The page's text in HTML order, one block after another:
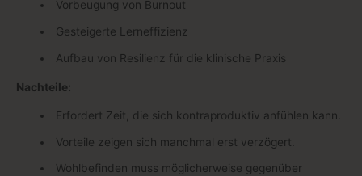
Vorbeugung von Burnout
Gesteigerte Lerneffizienz
Aufbau von Resilienz für die klinische Praxis
Nachteile:
Erfordert Zeit, die sich kontraproduktiv anfühlen kann.
Vorteile zeigen sich manchmal erst verzögert.
Wohlbefinden muss möglicherweise gegenüber